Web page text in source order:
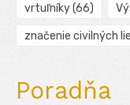
vrtuľníky(66)
značenie civilných
Poradňa